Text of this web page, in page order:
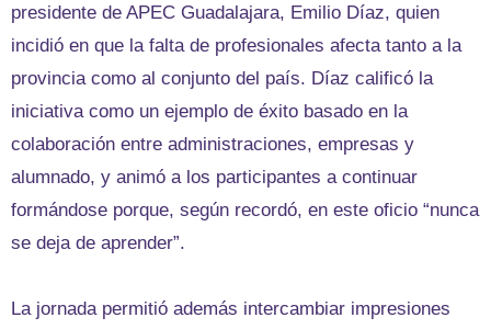
presidente de APEC Guadalajara, Emilio Díaz, quien
incidió en que la falta de profesionales afecta tanto a la
provincia como al conjunto del país. Díaz calificó la
iniciativa como un ejemplo de éxito basado en la
colaboración entre administraciones, empresas y
alumnado, y animó a los participantes a continuar
formándose porque, según recordó, en este oficio “nunca
se deja de aprender”.
La jornada permitió además intercambiar impresiones